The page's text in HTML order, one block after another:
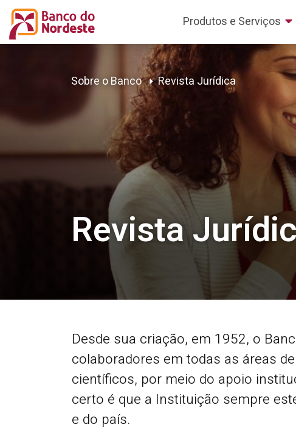
Produtos e Serviços
Sobre o Banco Revista Jurídica
Revista
Desde sua criação, em 1952, o
colaboradores em todas as áreas
científicos, por meio do apoio
certo é que a Instituição sempre
e do país.